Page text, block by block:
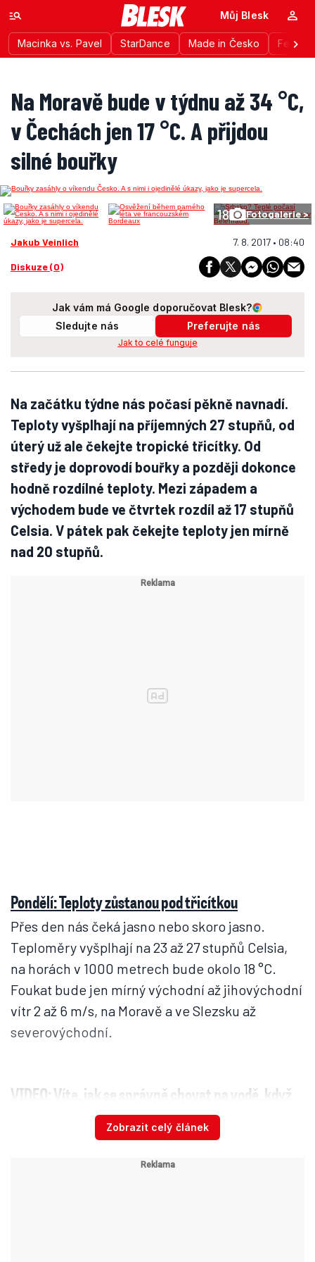
Macinka vs. Pavel StarDance Made in Česko
Můj Blesk
Na Moravě bude v týdnu až 34 °C,
v Čechách jen 17 °C. A přijdou
silné bouřky
18 Fotogalerie >
Jakub Veinlich 7. 8. 2017 • 08:40
Diskuze (0)
Jak vám má Google doporučovat Blesk?
Sledujte nás
Preferujte nás
Jak to celé funguje
Na začátku týdne nás počasí pěkně navnadí.
Teploty vyšplhají na příjemných 27 stupňů, od
úterý už ale čekejte tropické třicítky. Od
středy je doprovodí bouřky a později dokonce
hodně rozdílné teploty. Mezi západem a
východem bude ve čtvrtek rozdíl až 17 stupňů
Celsia. V pátek pak čekejte teploty jen mírně
nad 20 stupňů.
Pondělí: Teploty zůstanou pod třicítkou
Přes den nás čeká jasno nebo skoro jasno.
Teploměry vyšplhají na 23 až 27 stupňů Celsia,
na horách v 1000 metrech bude okolo 18 °C.
Foukat bude jen mírný východní až jihovýchodní
vítr 2 až 6 m/s, na Moravě a ve Slezsku až
severovýchodní.
VIDEO: Víte, jak se správně chovat na vodě, když
vás zastihne bouřka? Poradí Dagmar Honsová:
Zobrazit celý článek